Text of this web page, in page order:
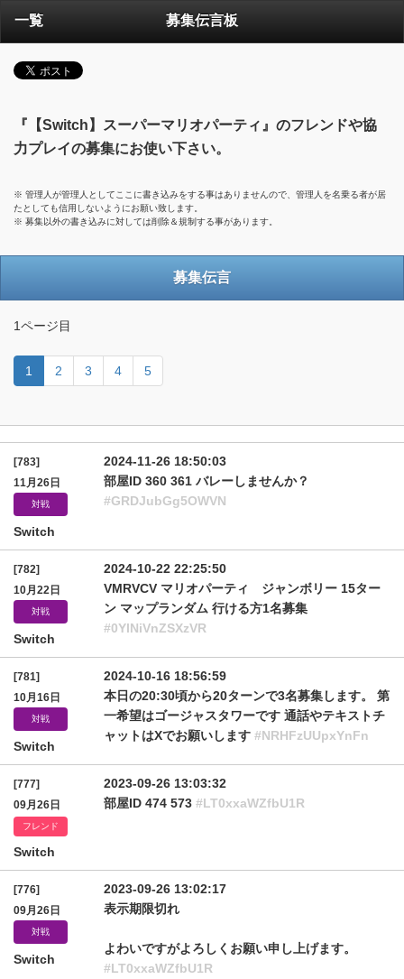
一覧 募集伝言板
『【Switch】スーパーマリオパーティ』のフレンドや協
力プレイの募集にお使い下さい。
※ 管理人が管理人としてここに書き込みをする事はありませんので、管理人を名乗る者が居
たとしても信用しないようにお願い致します。
※ 募集以外の書き込みに対しては削除＆規制する事があります。
募集伝言
1ページ目
1 2 3 4 5
[783]
11月26日
対戦
Switch
2024-11-26 18:50:03
部屋ID 360 361 バレーしませんか？
#GRDJubGg5OWVN
[782]
10月22日
対戦
Switch
2024-10-22 22:25:50
VMRVCV マリオパーティ ジャンボリー 15ター
ン マップランダム 行ける方1名募集
#0YlNiVnZSXzVR
[781]
10月16日
対戦
Switch
2024-10-16 18:56:59
本日の20:30頃から20ターンで3名募集します。 第
一希望はゴージャスタワーです 通話やテキストチ
ャットはXでお願いします #NRHFzUUpxYnFn
[777]
09月26日
フレンド
Switch
2023-09-26 13:03:32
部屋ID 474 573 #LT0xxaWZfbU1R
[776]
09月26日
対戦
Switch
2023-09-26 13:02:17
表示期限切れ
よわいですがよろしくお願い申し上げます。
#LT0xxaWZfbU1R